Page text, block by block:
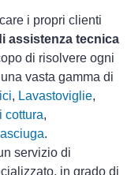
i propri clienti
assistenza tecnica
di risolvere ogni
vasta gamma di
, Lavastoviglie,
cottura,
.
servizio di
in grado di